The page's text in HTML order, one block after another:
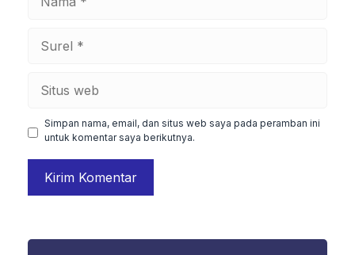
Simpan nama, email, dan situs web saya pada peramban ini
untuk komentar saya berikutnya.